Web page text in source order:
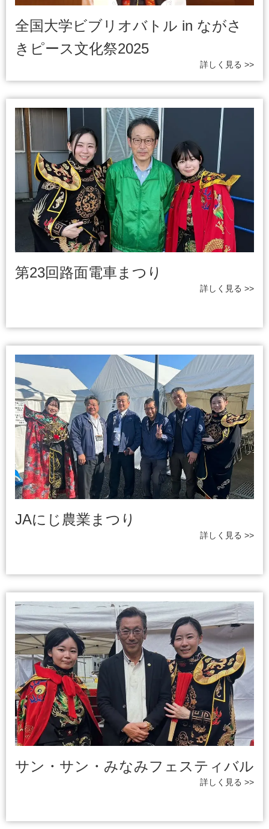
全国大学ビブリオバトル in ながさ
きピース文化祭2025
詳しく見る >>
第23回路面電車まつり
詳しく見る >>
JAにじ農業まつり
詳しく見る >>
サン・サン・みなみフェスティバル
詳しく見る >>